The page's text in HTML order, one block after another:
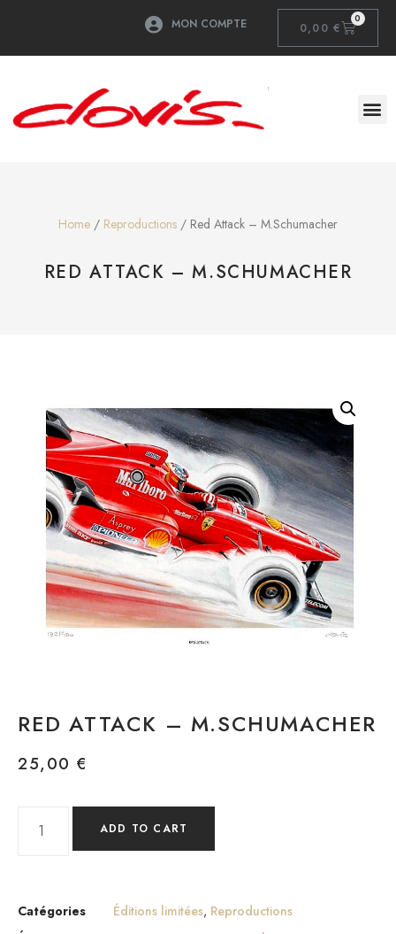
MON COMPTE 0,00€
0
Home / Reproductions / Red Attack – M.Schumacher
RED ATTACK – M.SCHUMACHER
RED ATTACK – M.SCHUMACHER
25,00 €
ADD TO CART
Catégories Éditions limitées, Reproductions